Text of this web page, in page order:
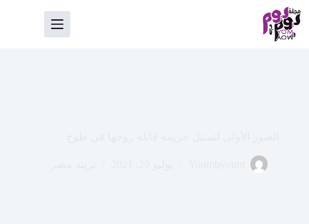
التجاوز
إلى
المحتوى